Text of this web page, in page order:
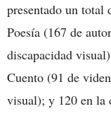
presentado un total
Poesía (167 de
discapacidad
Cuento (91 de
visual); y 120 en la